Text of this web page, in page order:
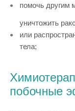
помочь другим
уничтожить
или
тела;
побочные